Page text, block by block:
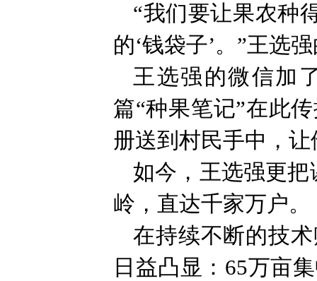
“我们要让果农种
的‘钱袋子’。”王选
王选强的微信加
篇“种果笔记”在此
册送到村民手中，
如今，王选强更
岭，直达千家万户。
在持续不断的技
日益凸显：65万亩